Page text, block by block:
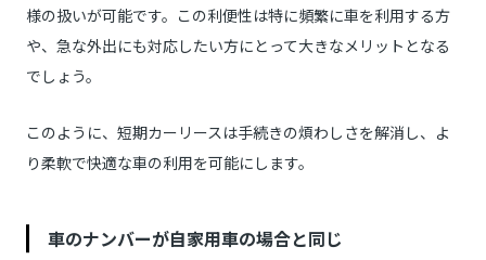
様の扱いが可能です。この利便性は特に頻繁に車を利用する方
や、急な外出にも対応したい方にとって大きなメリットとなる
でしょう。
このように、短期カーリースは手続きの煩わしさを解消し、よ
り柔軟で快適な車の利用を可能にします。
車のナンバーが自家用車の場合と同じ